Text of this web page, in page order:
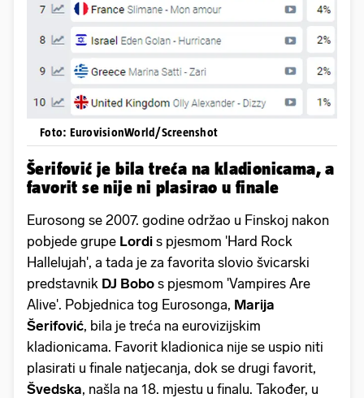
Foto: EurovisionWorld/Screenshot
Šerifović je bila treća na kladionicama, a
favorit se nije ni plasirao u finale
Eurosong se 2007. godine održao u Finskoj nakon
pobjede grupe Lordi s pjesmom 'Hard Rock
Hallelujah', a tada je za favorita slovio švicarski
predstavnik DJ Bobo s pjesmom 'Vampires Are
Alive'. Pobjednica tog Eurosonga, Marija
Šerifović, bila je treća na eurovizijskim
kladionicama. Favorit kladionica nije se uspio niti
plasirati u finale natjecanja, dok se drugi favorit,
Švedska, našla na 18. mjestu u finalu. Također, u